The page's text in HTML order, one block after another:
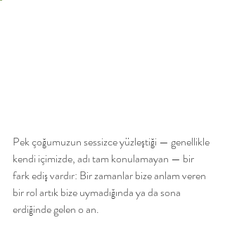
Pek çoğumuzun sessizce yüzleştiği — genellikle
kendi içimizde, adı tam konulamayan — bir
fark ediş vardır: Bir zamanlar bize anlam veren
bir rol artık bize uymadığında ya da sona
erdiğinde gelen o an.